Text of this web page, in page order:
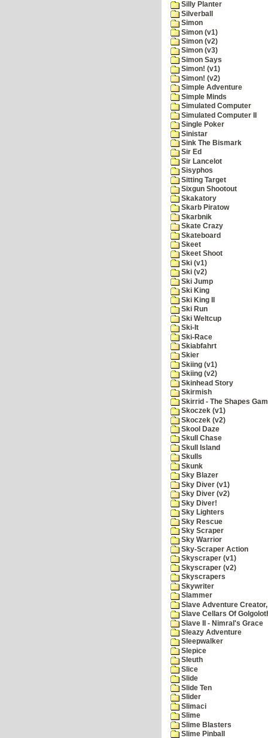
Silly Planter
Silverball
Simon
Simon (v1)
Simon (v2)
Simon (v3)
Simon Says
Simon! (v1)
Simon! (v2)
Simple Adventure
Simple Minds
Simulated Computer
Simulated Computer II
Single Poker
Sinistar
Sink The Bismark
Sir Ed
Sir Lancelot
Sisyphos
Sitting Target
Sixgun Shootout
Skakatory
Skarb Piratow
Skarbnik
Skate Crazy
Skateboard
Skeet
Skeet Shoot
Ski (v1)
Ski (v2)
Ski Jump
Ski King
Ski King II
Ski Run
Ski Weltcup
Ski-It
Ski-Race
Skiabfahrt
Skier
Skiing (v1)
Skiing (v2)
Skinhead Story
Skirmish
Skirrid - The Shapes
Skoczek (v1)
Skoczek (v2)
Skool Daze
Skull Chase
Skull Island
Skulls
Skunk
Sky Blazer
Sky Diver (v1)
Sky Diver (v2)
Sky Diver!
Sky Lighters
Sky Rescue
Sky Scraper
Sky Warrior
Sky-Scraper Action
Skyscraper (v1)
Skyscraper (v2)
Skyscrapers
Skywriter
Slammer
Slave Adventure Creator,
Slave Cellars Of
Slave II - Nimral's Grace
Sleazy Adventure
Sleepwalker
Slepice
Sleuth
Slice
Slide
Slide Ten
Slider
Slimaci
Slime
Slime Blasters
Slime Pinball